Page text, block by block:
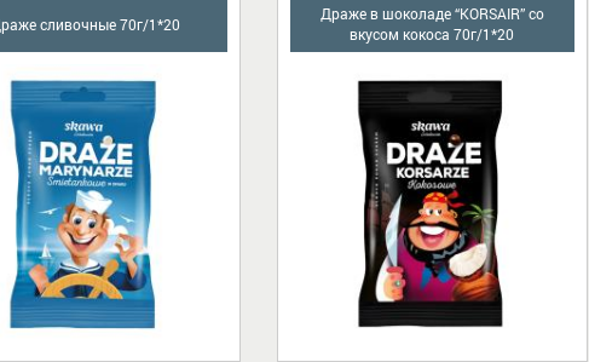
сливочные 70г/1*20
Драже в шоколаде “KORSAIR” со
вкусом кокоса 70г/1*20